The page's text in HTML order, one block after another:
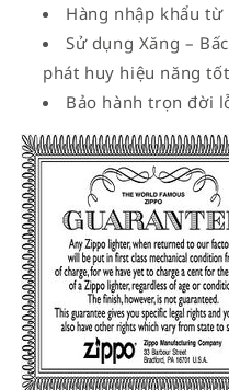
Hàng nhập khẩu từ
Sử dụng Xăng –
phát huy hiệu năng
Bảo hành trọn đời